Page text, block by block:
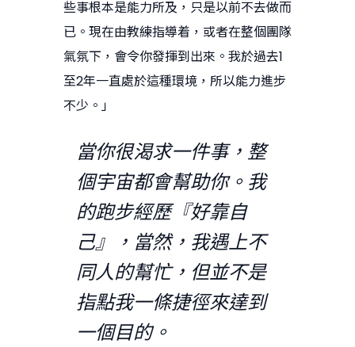
些事根本是能力所及，只是以前不去做而
已。現在由教練指導着，或者在整個團隊
氣氛下，會令你發揮到出來。我於過去1
至2年一直處於這種環境，所以能力進步
不少。」
當你很渴求一件事，整
個宇宙都會幫助你。我
的跑步經歷『好靠自
己』，當然，我遇上不
同人的幫忙，但並不是
指點我一條捷徑來達到
一個目的。